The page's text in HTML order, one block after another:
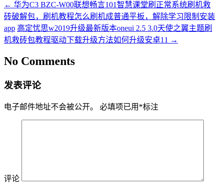
← 华为C3 BZC-W00联想畅言101智慧课堂刷正常系统刷机救
砖破解包，刷机教程怎么刷机成普通平板，解除学习限制安装
app 高定忧思w2019升级最新版本oneui 2.5 3.0天使之翼主题刷
机救砖包教程驱动下载升级方法如何升级安卓11 →
No Comments
发表评论
电子邮件地址不会被公开。 必填项已用 *标注
评论